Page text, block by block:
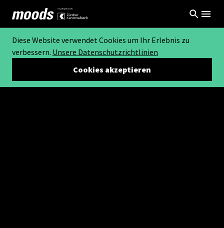
Diese Website verwendet Cookies um Ihr Erlebnis zu
verbessern. Unsere Datenschutzrichtlinien
Cookies akzeptieren